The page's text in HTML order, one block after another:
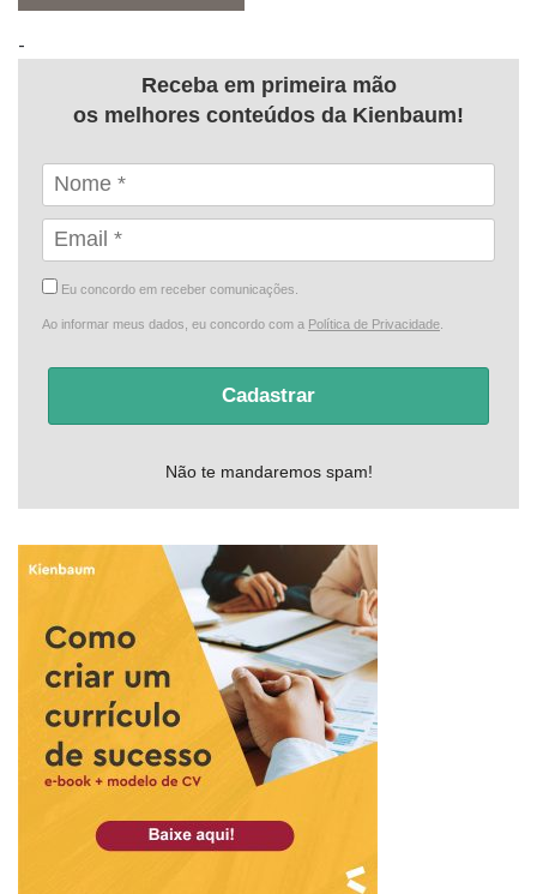
-
Receba em primeira mão
os melhores conteúdos da Kienbaum!
Eu concordo em receber comunicações.
Ao informar meus dados, eu concordo com a Política de Privacidade
Cadastrar
Não te mandaremos spam!